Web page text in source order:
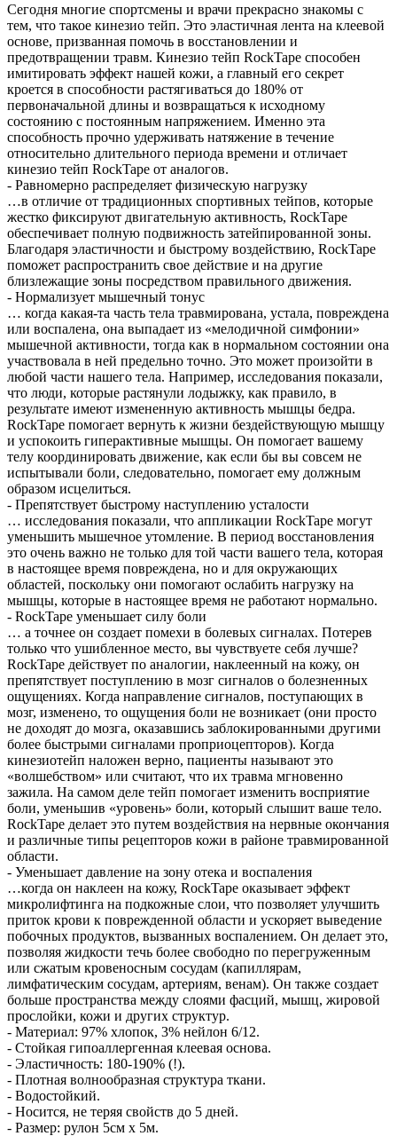
Сегодня многие спортсмены и врачи прекрасно знакомы с
тем, что такое кинезио тейп. Это эластичная лента на клеевой
основе, призванная помочь в восстановлении и
предотвращении травм. Кинезио тейп RockTape способен
имитировать эффект нашей кожи, а главный его секрет
кроется в способности растягиваться до 180% от
первоначальной длины и возвращаться к исходному
состоянию с постоянным напряжением. Именно эта
способность прочно удерживать натяжение в течение
относительно длительного периода времени и отличает
кинезио тейп RockTape от аналогов.
- Равномерно распределяет физическую нагрузку
…в отличие от традиционных спортивных тейпов, которые
жестко фиксируют двигательную активность, RockTape
обеспечивает полную подвижность затейпированной зоны.
Благодаря эластичности и быстрому воздействию, RockTape
поможет распространить свое действие и на другие
близлежащие зоны посредством правильного движения.
- Нормализует мышечный тонус
… когда какая-та часть тела травмирована, устала, повреждена
или воспалена, она выпадает из «мелодичной симфонии»
мышечной активности, тогда как в нормальном состоянии она
участвовала в ней предельно точно. Это может произойти в
любой части нашего тела. Например, исследования показали,
что люди, которые растянули лодыжку, как правило, в
результате имеют измененную активность мышцы бедра.
RockTape помогает вернуть к жизни бездействующую мышцу
и успокоить гиперактивные мышцы. Он помогает вашему
телу координировать движение, как если бы вы совсем не
испытывали боли, следовательно, помогает ему должным
образом исцелиться.
- Препятствует быстрому наступлению усталости
… исследования показали, что аппликации RockTape могут
уменьшить мышечное утомление. В период восстановления
это очень важно не только для той части вашего тела, которая
в настоящее время повреждена, но и для окружающих
областей, поскольку они помогают ослабить нагрузку на
мышцы, которые в настоящее время не работают нормально.
- RockTape уменьшает силу боли
… а точнее он создает помехи в болевых сигналах. Потерев
только что ушибленное место, вы чувствуете себя лучше?
RockTape действует по аналогии, наклеенный на кожу, он
препятствует поступлению в мозг сигналов о болезненных
ощущениях. Когда направление сигналов, поступающих в
мозг, изменено, то ощущения боли не возникает (они просто
не доходят до мозга, оказавшись заблокированными другими
более быстрыми сигналами проприоцепторов). Когда
кинезиотейп наложен верно, пациенты называют это
«волшебством» или считают, что их травма мгновенно
зажила. На самом деле тейп помогает изменить восприятие
боли, уменьшив «уровень» боли, который слышит ваше тело.
RockTape делает это путем воздействия на нервные окончания
и различные типы рецепторов кожи в районе травмированной
области.
- Уменьшает давление на зону отека и воспаления
…когда он наклеен на кожу, RockTape оказывает эффект
микролифтинга на подкожные слои, что позволяет улучшить
приток крови к поврежденной области и ускоряет выведение
побочных продуктов, вызванных воспалением. Он делает это,
позволяя жидкости течь более свободно по перегруженным
или сжатым кровеносным сосудам (капиллярам,
лимфатическим сосудам, артериям, венам). Он также создает
больше пространства между слоями фасций, мышц, жировой
прослойки, кожи и других структур.
- Материал: 97% хлопок, 3% нейлон 6/12.
- Стойкая гипоаллергенная клеевая основа.
- Эластичность: 180-190% (!).
- Плотная волнообразная структура ткани.
- Водостойкий.
- Носится, не теряя свойств до 5 дней.
- Размер: рулон 5см х 5м.